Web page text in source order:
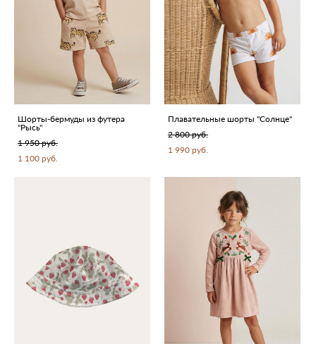
Шорты-бермуды из футера
"Рысь"
1 950 pуб.
1 100 pуб.
Плавательные шорты "Солнце"
2 800 pуб.
1 990 pуб.